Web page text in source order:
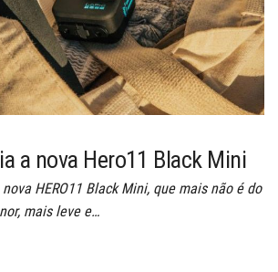
a nova Hero11 Black Mini
HERO11 Black Mini, que mais não é do
mais leve e…